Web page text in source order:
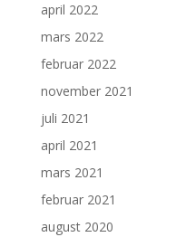
april 2022
mars 2022
februar 2022
november 2021
juli 2021
april 2021
mars 2021
februar 2021
august 2020